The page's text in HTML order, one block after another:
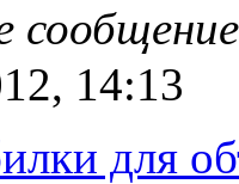
14:13
для